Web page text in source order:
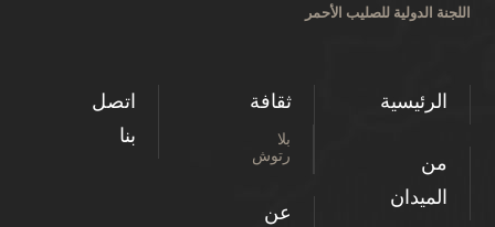
اللجنة الدولية للصليب الأحمر
الرئيسية
من
الميدان
ثقافة
بلا
رتوش
عن
اتصل
بنا